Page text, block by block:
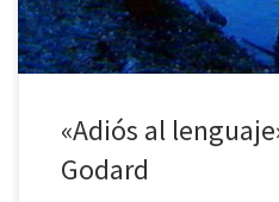
«Adiós al
Godard